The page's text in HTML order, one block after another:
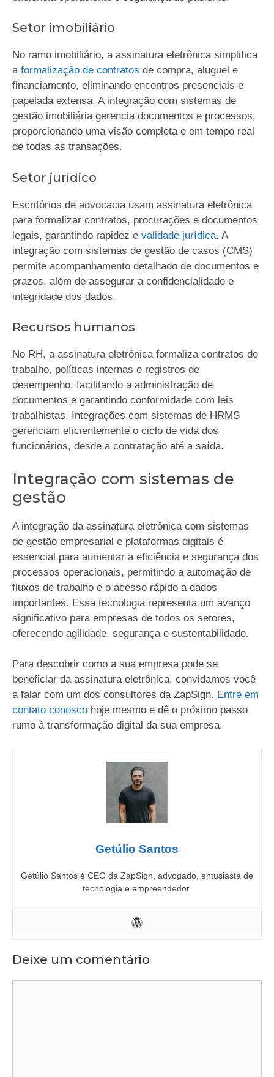
Setor imobiliário
No ramo imobiliário, a assinatura eletrônica simplifica
a formalização de contratos de compra, aluguel e
financiamento, eliminando encontros presenciais e
papelada extensa. A integração com sistemas de
gestão imobiliária gerencia documentos e processos,
proporcionando uma visão completa e em tempo real
de todas as transações.
Setor jurídico
Escritórios de advocacia usam assinatura eletrônica
para formalizar contratos, procurações e documentos
legais, garantindo rapidez e validade jurídica. A
integração com sistemas de gestão de casos (CMS)
permite acompanhamento detalhado de documentos e
prazos, além de assegurar a confidencialidade e
integridade dos dados.
Recursos humanos
No RH, a assinatura eletrônica formaliza contratos de
trabalho, políticas internas e registros de
desempenho, facilitando a administração de
documentos e garantindo conformidade com leis
trabalhistas. Integrações com sistemas de HRMS
gerenciam eficientemente o ciclo de vida dos
funcionários, desde a contratação até a saída.
Integração com sistemas de
gestão
A integração da assinatura eletrônica com sistemas
de gestão empresarial e plataformas digitais é
essencial para aumentar a eficiência e segurança dos
processos operacionais, permitindo a automação de
fluxos de trabalho e o acesso rápido a dados
importantes. Essa tecnologia representa um avanço
significativo para empresas de todos os setores,
oferecendo agilidade, segurança e sustentabilidade.
Para descobrir como a sua empresa pode se
beneficiar da assinatura eletrônica, convidamos você
a falar com um dos consultores da ZapSign. Entre em
contato conosco hoje mesmo e dê o próximo passo
rumo à transformação digital da sua empresa.
Getúlio Santos
Getúlio Santos é CEO da ZapSign, advogado, entusiasta de
tecnologia e empreendedor.
Deixe um comentário